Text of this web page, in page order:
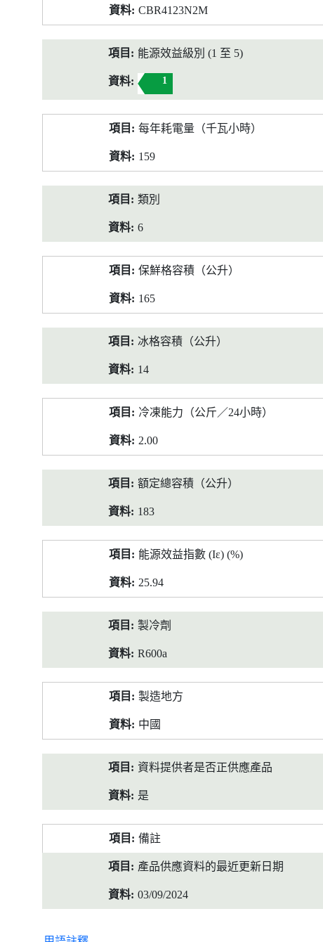
CBR4123N2M
能源效益級別 (1 至 5)
1
每年耗電量（千瓦小時）
159
類別
6
保鮮格容積（公升）
165
冰格容積（公升）
14
冷凍能力（公斤／24小時）
2.00
額定總容積（公升）
183
能源效益指數 (Iε) (%)
25.94
製冷劑
R600a
製造地方
中國
資料提供者是否正供應產品
是
備註
產品供應資料的最近更新日期
03/09/2024